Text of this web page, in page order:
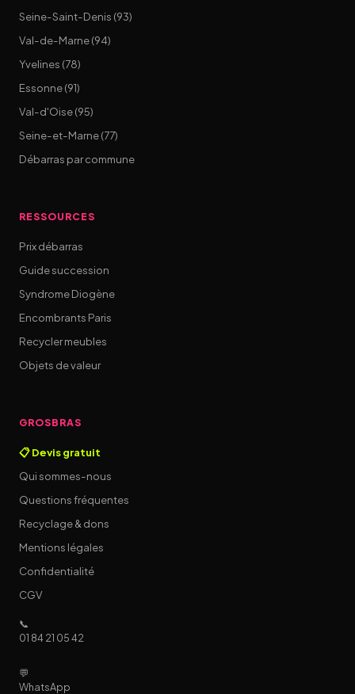
Seine-Saint-Denis (93)
Val-de-Marne (94)
Yvelines (78)
Essonne (91)
Val-d'Oise (95)
Seine-et-Marne (77)
Débarras par commune
RESSOURCES
Prix débarras
Guide succession
Syndrome Diogène
Encombrants Paris
Recycler meubles
Objets de valeur
GROSBRAS
📋 Devis gratuit
Qui sommes-nous
Questions fréquentes
Recyclage & dons
Mentions légales
Confidentialité
CGV
📞
01 84 21 05 42
💬
WhatsApp